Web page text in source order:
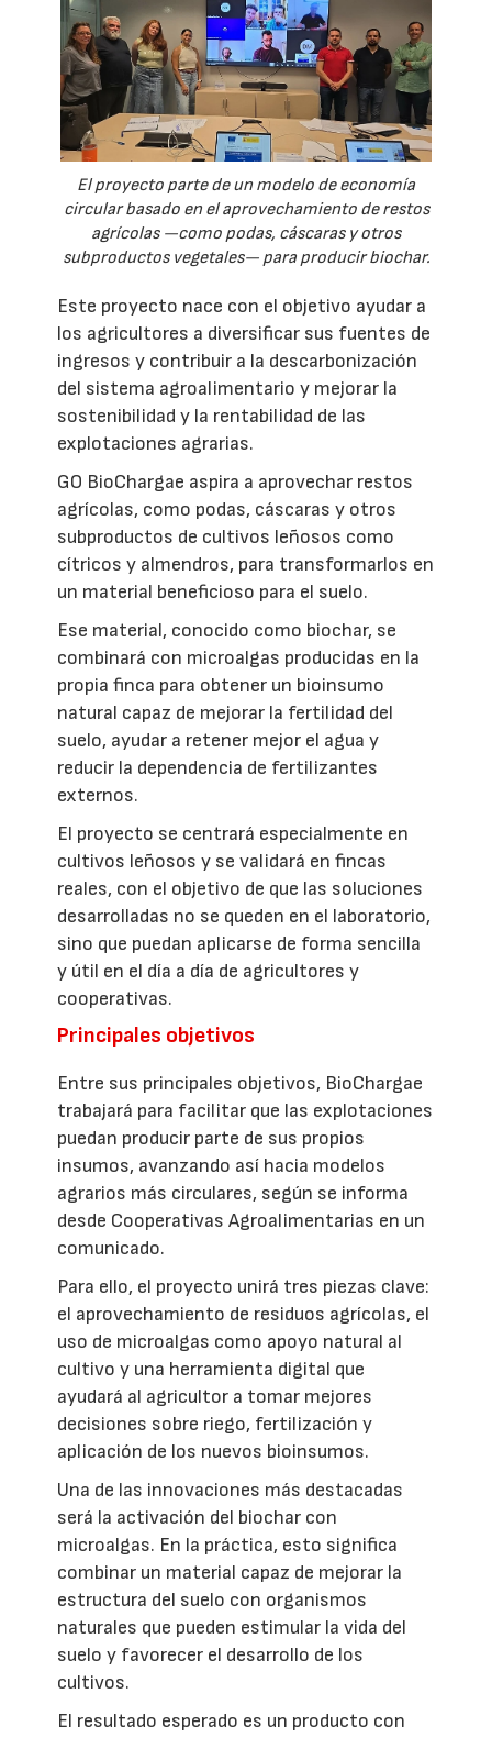
El proyecto parte de un modelo de economía
circular basado en el aprovechamiento de restos
agrícolas —como podas, cáscaras y otros
subproductos vegetales— para producir biochar.
Este proyecto nace con el objetivo ayudar a
los agricultores a diversificar sus fuentes de
ingresos y contribuir a la descarbonización
del sistema agroalimentario y mejorar la
sostenibilidad y la rentabilidad de las
explotaciones agrarias.
GO BioChargae aspira a aprovechar restos
agrícolas, como podas, cáscaras y otros
subproductos de cultivos leñosos como
cítricos y almendros, para transformarlos en
un material beneficioso para el suelo.
Ese material, conocido como biochar, se
combinará con microalgas producidas en la
propia finca para obtener un bioinsumo
natural capaz de mejorar la fertilidad del
suelo, ayudar a retener mejor el agua y
reducir la dependencia de fertilizantes
externos.
El proyecto se centrará especialmente en
cultivos leñosos y se validará en fincas
reales, con el objetivo de que las soluciones
desarrolladas no se queden en el laboratorio,
sino que puedan aplicarse de forma sencilla
y útil en el día a día de agricultores y
cooperativas.
Principales objetivos
Entre sus principales objetivos, BioChargae
trabajará para facilitar que las explotaciones
puedan producir parte de sus propios
insumos, avanzando así hacia modelos
agrarios más circulares, según se informa
desde Cooperativas Agroalimentarias en un
comunicado.
Para ello, el proyecto unirá tres piezas clave:
el aprovechamiento de residuos agrícolas, el
uso de microalgas como apoyo natural al
cultivo y una herramienta digital que
ayudará al agricultor a tomar mejores
decisiones sobre riego, fertilización y
aplicación de los nuevos bioinsumos.
Una de las innovaciones más destacadas
será la activación del biochar con
microalgas. En la práctica, esto significa
combinar un material capaz de mejorar la
estructura del suelo con organismos
naturales que pueden estimular la vida del
suelo y favorecer el desarrollo de los
cultivos.
El resultado esperado es un producto con